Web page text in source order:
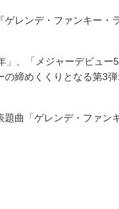
レンデ・ファンキー・
、「メジャーデビュー
締めくくりとなる第3
曲「ゲレンデ・ファン